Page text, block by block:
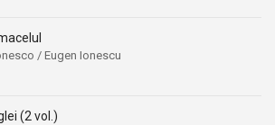
/ Eugen Ionescu
(2 vol.)